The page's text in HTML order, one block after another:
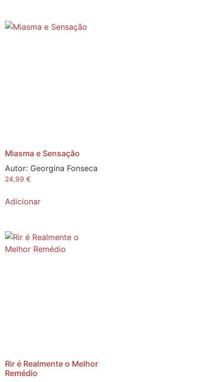
Miasma e Sensação
Autor: Georgina Fonseca
24,99 €
Adicionar
Rir é Realmente o Melhor
Remédio